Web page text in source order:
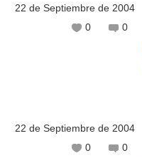
22 de Septiembre de 2004
0
0
22 de Septiembre de 2004
0
0